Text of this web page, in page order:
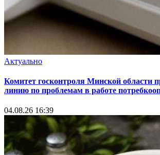
Актуально
Комитет госконтроля Минской области
линию по проблемам в работе
04.08.26 16:39